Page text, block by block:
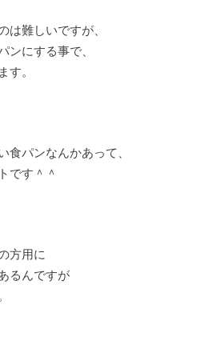
は難しいですが、
ンにする事で、
す。
食パンなんかあって、
です＾＾
方用に
るんですが